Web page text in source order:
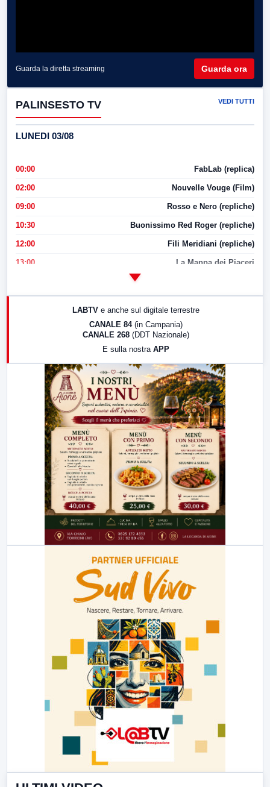
Guarda la diretta streaming Guarda ora
PALINSESTO TV VEDI TUTTI
LUNEDI 03/08
00:00 FabLab (replica)
02:00 Nouvelle Vouge (Film)
09:00 Rosso e Nero (repliche)
10:30 Buonissimo Red Roger (repliche)
12:00 Fili Meridiani (repliche)
13:00 La Mappa dei Piaceri
LabNews (replica)
LABTV e anche sul digitale terrestre
CANALE 84 (in Campania)
CANALE 268 (DDT Nazionale)
E sulla nostra APP